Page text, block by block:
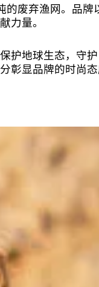
废弃渔网。品
力量。
护地球生态，守
彰显品牌的时尚态